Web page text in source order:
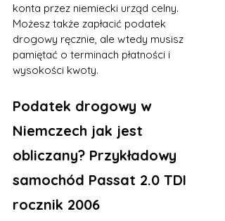
konta przez niemiecki urząd celny.
Możesz także zapłacić podatek
drogowy ręcznie, ale wtedy musisz
pamiętać o terminach płatności i
wysokości kwoty.
Podatek drogowy w
Niemczech jak jest
obliczany? Przykładowy
samochód Passat 2.0 TDI
rocznik 2006